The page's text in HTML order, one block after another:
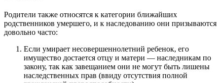
Родители также относятся к категории ближайших
родственников умершего, и к наследованию они призываются
довольно часто:
Если умирает несовершеннолетний ребенок, его
имущество достается отцу и матери — наследникам по
закону, так как завещанием они не могут быть лишены
наследственных прав (ввиду отсутствия полной